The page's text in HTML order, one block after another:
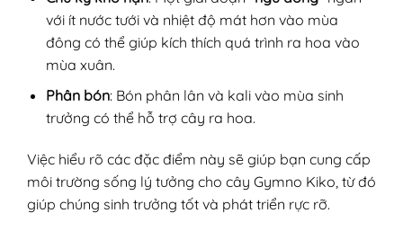
với ít nước tưới và nhiệt độ mát hơn vào mùa
đông có thể giúp kích thích quá trình ra hoa vào
mùa xuân.
Phân bón: Bón phân lân và kali vào mùa sinh
trưởng có thể hỗ trợ cây ra hoa.
Việc hiểu rõ các đặc điểm này sẽ giúp bạn cung cấp
môi trường sống lý tưởng cho cây Gymno Kiko, từ đó
giúp chúng sinh trưởng tốt và phát triển rực rỡ.